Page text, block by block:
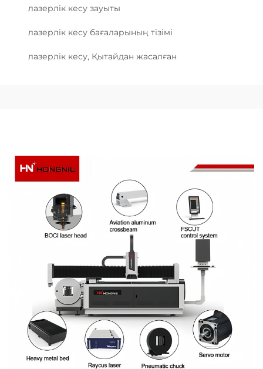
лазерлік кесу зауыты
лазерлік кесу бағаларының тізімі
лазерлік кесу, Қытайдан жасалған